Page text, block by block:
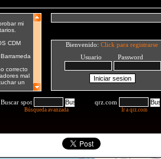
Bienvenido: Click para registrarse
Usuario Password
Buscar spot
Búsqueda avanzada
qrz.com
Ir a qrz.com